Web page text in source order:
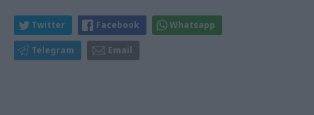
Twitter Facebook Whatsapp
Telegram Email